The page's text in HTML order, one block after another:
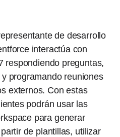
de desarrollo
interactúa con
respondiendo preguntas,
programando reuniones
externos. Con estas
podrán usar las
para generar
de plantillas, utilizar